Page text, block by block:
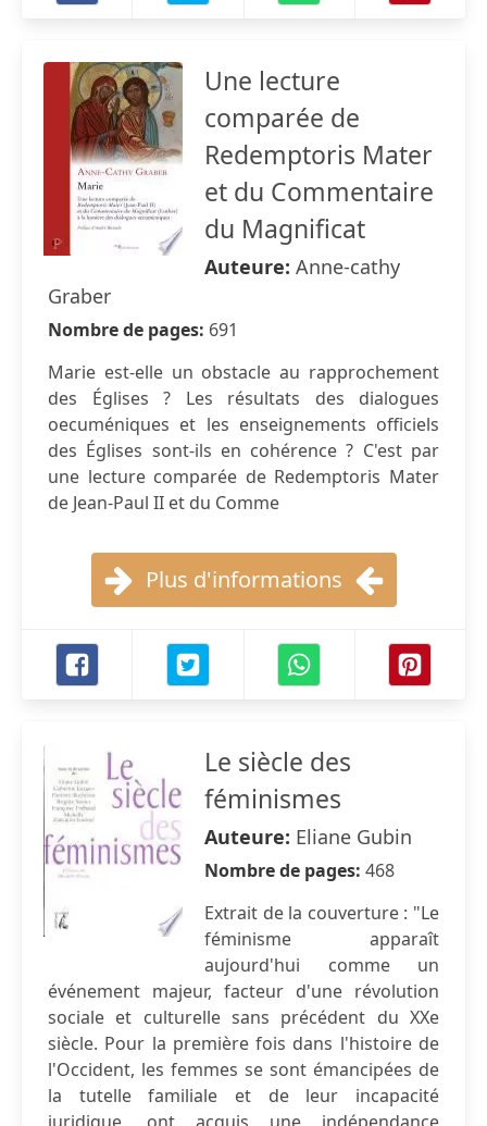
Une lecture
comparée de
Redemptoris Mater
et du Commentaire
du Magnificat
Auteure: Anne-cathy
Graber
Nombre de pages: 691
Marie est-elle un obstacle au rapprochement
des Églises ? Les résultats des dialogues
oecuméniques et les enseignements officiels
des Églises sont-ils en cohérence ? C'est par
une lecture comparée de Redemptoris Mater
de Jean-Paul II et du Comme
Plus d'informations
Le siècle des
féminismes
Auteure: Eliane Gubin
Nombre de pages: 468
Extrait de la couverture : "Le
féminisme apparaît
aujourd'hui comme un
événement majeur, facteur d'une révolution
sociale et culturelle sans précédent du XXe
siècle. Pour la première fois dans l'histoire de
l'Occident, les femmes se sont émancipées de
la tutelle familiale et de leur incapacité